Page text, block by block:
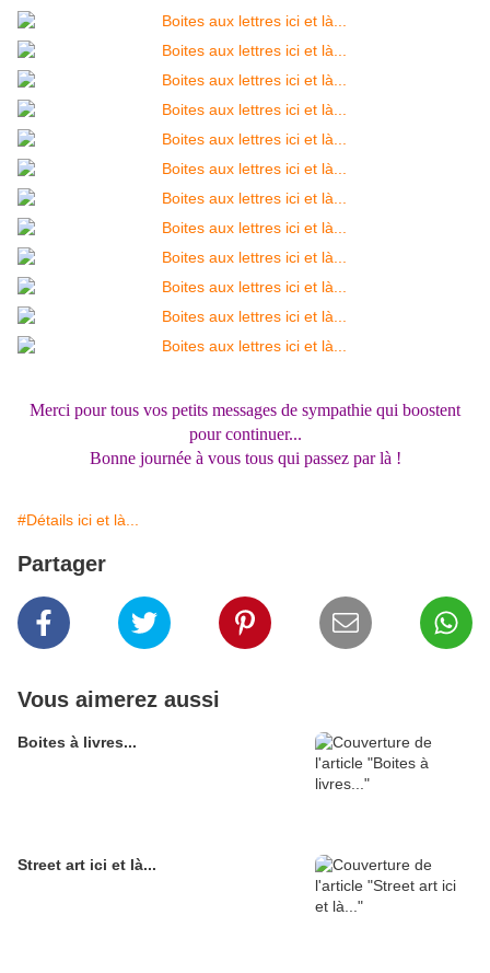
Merci pour tous vos petits messages de sympathie qui boostent
pour continuer...
Bonne journée à vous tous qui passez par là !
#Détails ici et là...
Partager
Vous aimerez aussi
Boites à livres...
Street art ici et là...